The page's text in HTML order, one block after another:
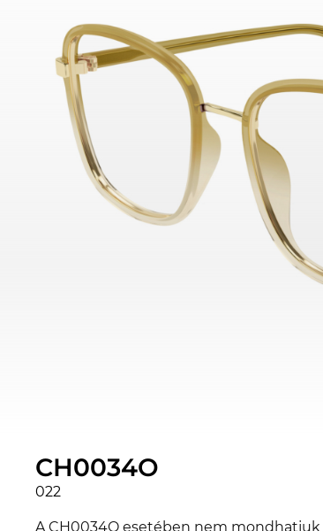
CH0034O
022
A CH0034O esetében nem mondhatjuk